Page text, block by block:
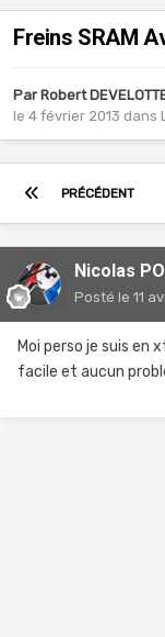
Freins SRAM
Par Robert
le 4 février 2013 dans
PRÉCÉDENT
Nicolas
Posté le 11
Moi perso je suis
facile et aucun